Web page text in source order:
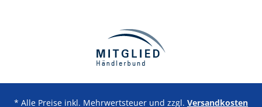
* Alle Preise inkl. Mehrwertsteuer und zzgl. Versandkosten